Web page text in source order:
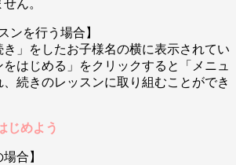
ん。
ンを行う場合】
き」をしたお子様名の横に表示されてい
はじめる」をクリックすると「メニュ
続きのレッスンに取り組むことができ
じめよう
合】